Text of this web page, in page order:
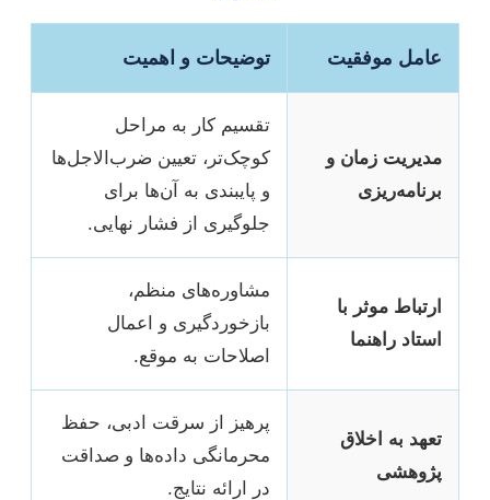
عامل موفقیت توضیحات و اهمیت
مدیریت زمان و
برنامه‌ریزی
تقسیم کار به مراحل
کوچک‌تر، تعیین ضرب‌الاجل‌ها
و پایبندی به آن‌ها برای
جلوگیری از فشار نهایی.
ارتباط موثر با
استاد راهنما
مشاوره‌های منظم،
بازخوردگیری و اعمال
اصلاحات به موقع.
تعهد به اخلاق
پژوهشی
پرهیز از سرقت ادبی، حفظ
محرمانگی داده‌ها و صداقت
در ارائه نتایج.